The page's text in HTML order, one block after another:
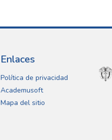
Enlaces
Política de privacidad
Academusoft
Mapa del sitio